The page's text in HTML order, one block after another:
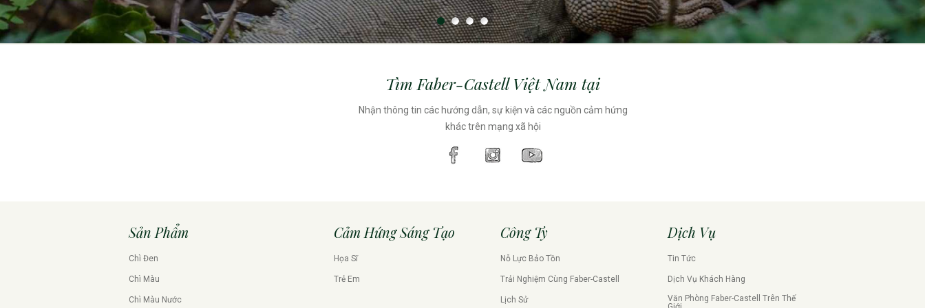
Tìm Faber-Castell Việt Nam tại
Nhận thông tin các hướng dẫn, sự kiện và các nguồn cảm hứng
khác trên mạng xã hội
Sản Phẩm
Chì Đen
Chì Màu
Chì Màu Nước
Cảm Hứng Sáng Tạo
Họa Sĩ
Trẻ Em
Công Ty
Nỗ Lực Bảo Tồn
Trải Nghiệm Cùng Faber-Castell
Lịch Sử
Dịch Vụ
Tin Tức
Dịch Vụ Khách Hàng
Văn Phòng Faber-Castell Trên Thế